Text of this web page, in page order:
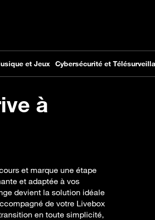
à
et marque une étape
et adaptée à vos
devient la solution idéale
de votre Livebox
en toute simplicité,